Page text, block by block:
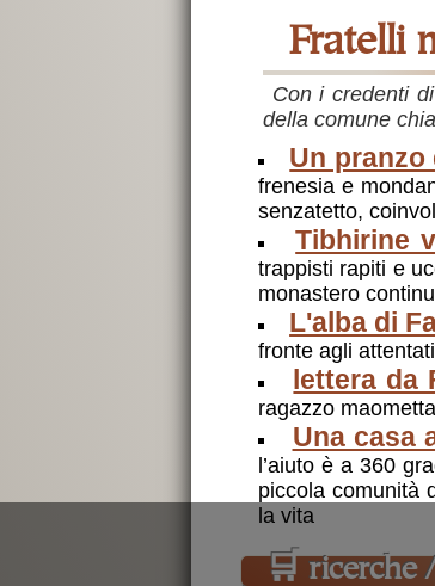
fratelli
Con i credenti
della comune
Un pranzo
frenesia e
senzatetto,
Tibhirine
trappisti rapiti e
monastero
L'alba di
fronte agli
lettera da
ragazzo
Una casa
l’aiuto è a 360
piccola comunità
la vita
🛒 ricerche /